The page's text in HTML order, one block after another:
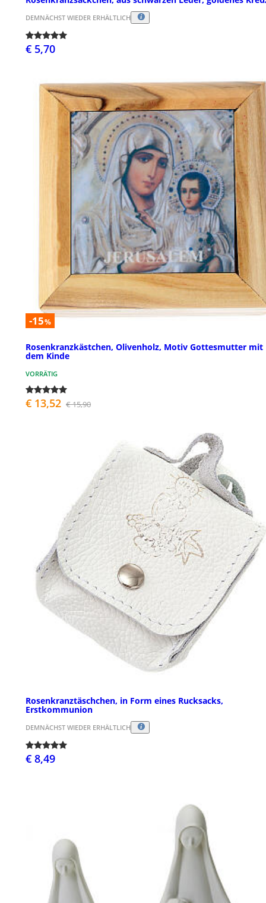
DEMNÄCHST WIEDER ERHÄLTLICH
€ 5,70
-15%
Rosenkranzkästchen, Olivenholz, Motiv Gottesmutter mit
dem Kinde
VORRÄTIG
€ 13,52 € 15,90
Rosenkranztäschchen, in Form eines Rucksacks,
Erstkommunion
DEMNÄCHST WIEDER ERHÄLTLICH
€ 8,49